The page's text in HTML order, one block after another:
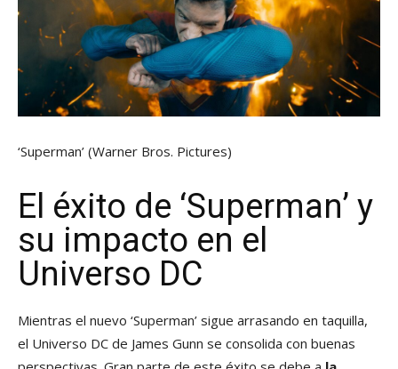
‘Superman’ (Warner Bros. Pictures)
El éxito de ‘Superman’ y
su impacto en el
Universo DC
Mientras el nuevo ‘Superman’ sigue arrasando en taquilla,
el Universo DC de James Gunn se consolida con buenas